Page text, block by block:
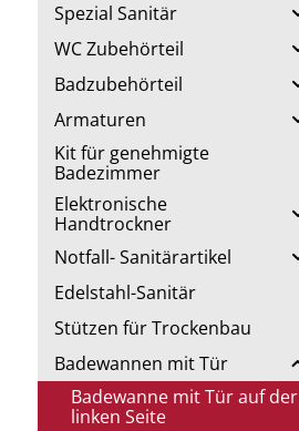
Spezial Sanitär
WC Zubehörteil
Badzubehörteil
Armaturen
Kit für genehmigte
Badezimmer
Elektronische
Handtrockner
Notfall- Sanitärartikel
Edelstahl-Sanitär
Stützen für Trockenbau
Badewannen mit Tür
Badewanne mit Tür auf der
linken Seite